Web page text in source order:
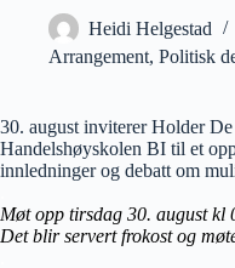
Heidi Helgestad
Arrangement, Politisk
30. august inviterer Holder
Handelshøyskolen BI til et
innledninger og debatt om
Møt opp tirsdag 30. august kl
Det blir servert frokost og